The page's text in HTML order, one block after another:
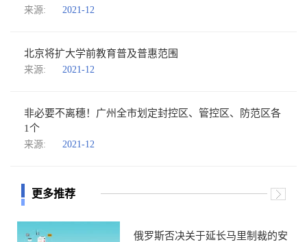
来源: 2021-12
北京将扩大学前教育普及普惠范围
来源: 2021-12
非必要不离穗！广州全市划定封控区、管控区、防范区各
1个
来源: 2021-12
更多推荐
俄罗斯否决关于延长马里制裁的安